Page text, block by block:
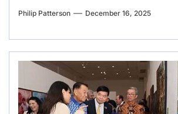
Philip Patterson December 16, 2025